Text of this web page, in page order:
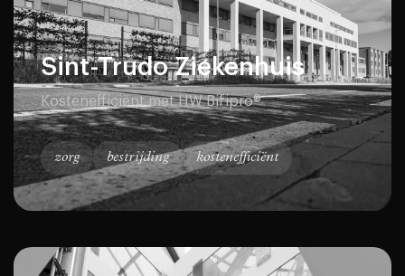
Sint-Trudo Ziekenhuis
Kostenefficiënt met HW Bifipro®
zorg bestrijding kostenefficiënt